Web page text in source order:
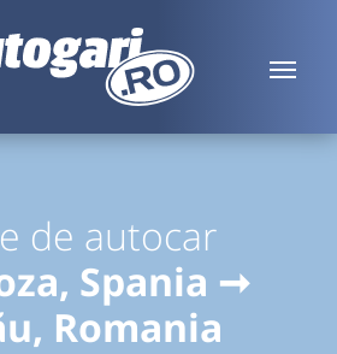
de autocar
Spania ➞
Romania